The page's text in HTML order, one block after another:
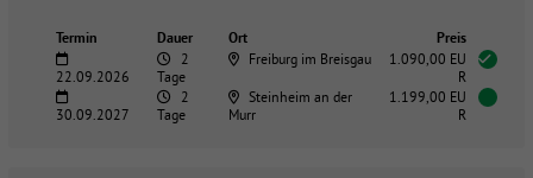
Termin Dauer Ort Preis
22.09.2026
2
Tage
Freiburg im Breisgau
1.090,00 EU
R
30.09.2027
2
Tage
Steinheim an der
Murr
1.199,00 EU
R